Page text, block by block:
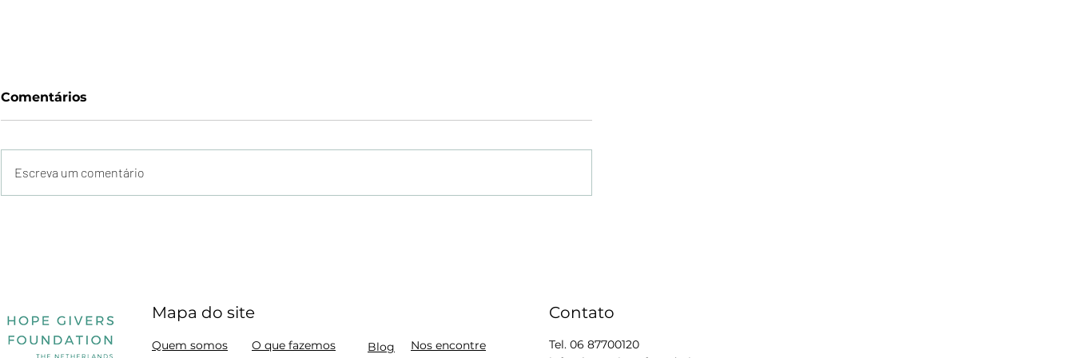
Comentários
Escreva um comentário
Mapa do site
Quem somos O que fazemos Blog Nos encontre
Contato
Tel. 06 87700120